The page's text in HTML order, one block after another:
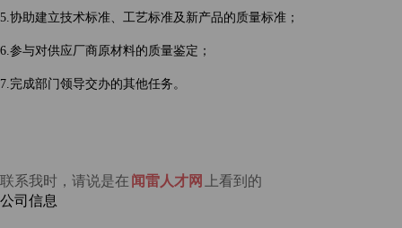
5.协助建立技术标准、工艺标准及新产品的质量标准；
6.参与对供应厂商原材料的质量鉴定；
7.完成部门领导交办的其他任务。
联系我时，请说是在 闻雷人才网 上看到的
公司信息